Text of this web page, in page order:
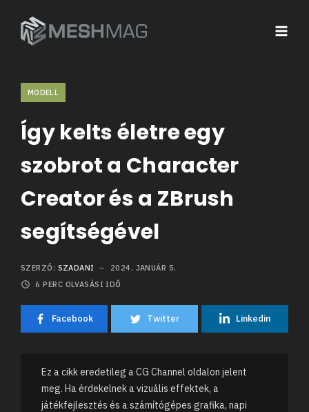
MODELL
Így kelts életre egy
szobrot a Character
Creator és a ZBrush
segítségével
SZERZŐ: SZADANI
2024. JANUÁR 5.
6 PERC OLVASÁSI IDŐ
Facebook Twitter Linkedin
Ez a cikk eredetileg a CG Channel oldalon jelent
meg. Ha érdekelnek a vizuális effektek, a
játékfejlesztés és a számítógépes grafika, napi